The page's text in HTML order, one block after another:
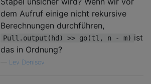
dem Aufruf einige nicht rekursive
Berechnungen durchführen,
Pull.output(hd) >> go(tl, n - m) ist
das in Ordnung?
Lev Denisov